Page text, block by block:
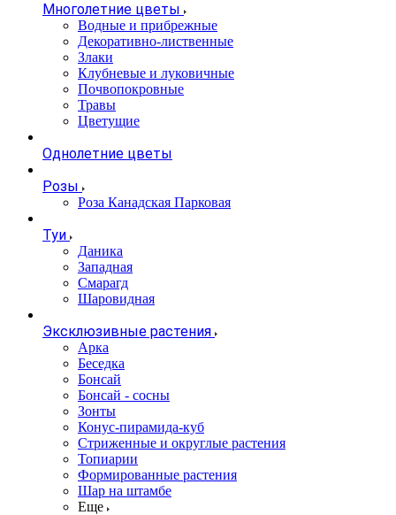
Многолетние цветы
Водные и прибрежные
Декоративно-лиственные
Злаки
Клубневые и луковичные
Почвопокровные
Травы
Цветущие
Однолетние цветы
Розы
Роза Канадская Парковая
Туи
Даника
Западная
Смарагд
Шаровидная
Эксклюзивные растения
Арка
Беседка
Бонсай
Бонсай - сосны
Зонты
Конус-пирамида-куб
Стриженные и округлые растения
Топиарии
Формированные растения
Шар на штамбе
Еще